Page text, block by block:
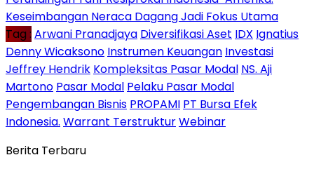
Keseimbangan Neraca Dagang Jadi Fokus Utama
Tag : Arwani Pranadjaya Diversifikasi Aset IDX Ignatius
Denny Wicaksono Instrumen Keuangan Investasi
Jeffrey Hendrik Kompleksitas Pasar Modal NS. Aji
Martono Pasar Modal Pelaku Pasar Modal
Pengembangan Bisnis PROPAMI PT Bursa Efek
Indonesia. Warrant TerstrukturWebinar
Berita Terbaru